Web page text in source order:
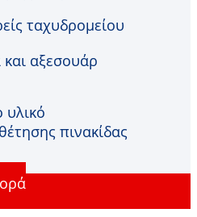
ταχυδρομείου
και αξεσουάρ
υλικό
πινακίδας